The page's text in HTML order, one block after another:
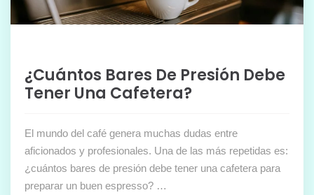
¿Cuántos Bares De Presión Debe
Tener Una Cafetera?
El mundo del café genera muchas dudas entre
aficionados y profesionales. Una de las más repetidas es:
¿cuántos bares de presión debe tener una cafetera para
preparar un buen espresso? …